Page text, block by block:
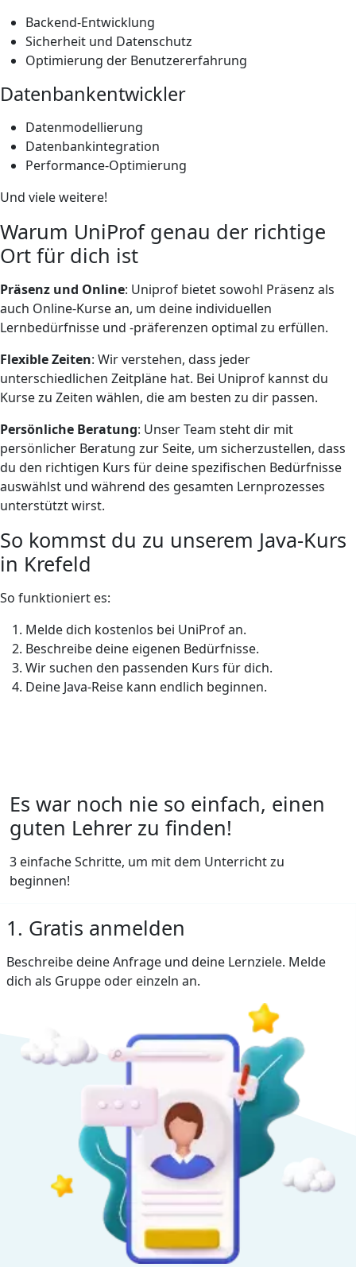
Backend-Entwicklung
Sicherheit und Datenschutz
Optimierung der Benutzererfahrung
Datenbankentwickler
Datenmodellierung
Datenbankintegration
Performance-Optimierung
Und viele weitere!
Warum UniProf genau der richtige
Ort für dich ist
Präsenz und Online: Uniprof bietet sowohl Präsenz als
auch Online-Kurse an, um deine individuellen
Lernbedürfnisse und -präferenzen optimal zu erfüllen.
Flexible Zeiten: Wir verstehen, dass jeder
unterschiedlichen Zeitpläne hat. Bei Uniprof kannst du
Kurse zu Zeiten wählen, die am besten zu dir passen.
Persönliche Beratung: Unser Team steht dir mit
persönlicher Beratung zur Seite, um sicherzustellen, dass
du den richtigen Kurs für deine spezifischen Bedürfnisse
auswählst und während des gesamten Lernprozesses
unterstützt wirst.
So kommst du zu unserem Java-Kurs
in Krefeld
So funktioniert es:
Melde dich kostenlos bei UniProf an.
Beschreibe deine eigenen Bedürfnisse.
Wir suchen den passenden Kurs für dich.
Deine Java-Reise kann endlich beginnen.
Es war noch nie so einfach, einen
guten Lehrer zu finden!
3 einfache Schritte, um mit dem Unterricht zu
beginnen!
1. Gratis anmelden
Beschreibe deine Anfrage und deine Lernziele. Melde
dich als Gruppe oder einzeln an.